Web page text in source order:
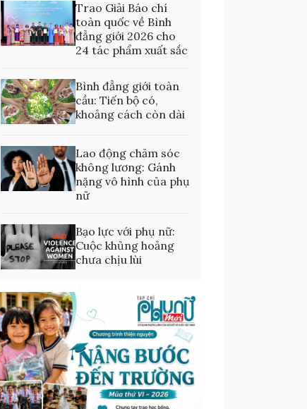
Trao Giải Báo chí
toàn quốc về Bình
đẳng giới 2026 cho
24 tác phẩm xuất sắc
Bình đẳng giới toàn
cầu: Tiến bộ có,
khoảng cách còn dài
Lao động chăm sóc
không lương: Gánh
nặng vô hình của phụ
nữ
Bạo lực với phụ nữ:
Cuộc khủng hoảng
chưa chịu lùi